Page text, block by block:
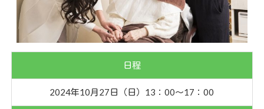
日程
2024年10月27日（日）13：00〜17：00